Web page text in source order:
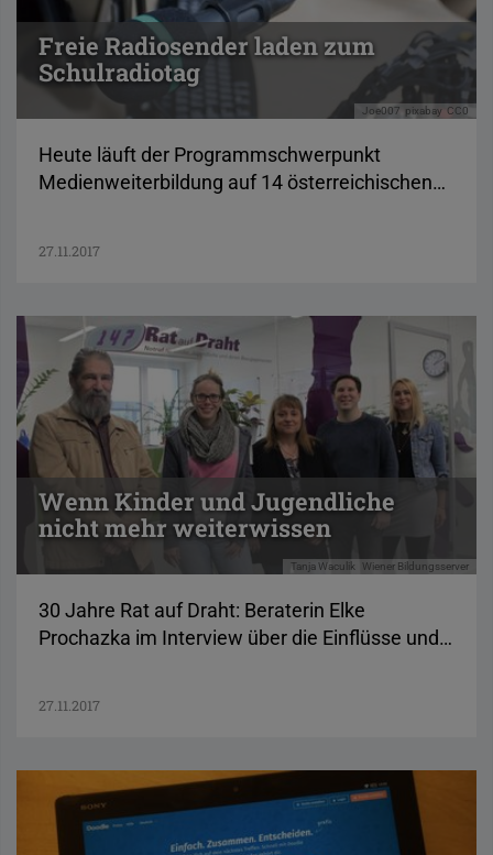
Joe007 pixabay CC0
Freie Radiosender laden zum
Schulradiotag
Heute läuft der Programmschwerpunkt
Medienweiterbildung auf 14 österreichischen…
27.11.2017
Tanja Waculik Wiener Bildungsserver
Wenn Kinder und Jugendliche
nicht mehr weiterwissen
30 Jahre Rat auf Draht: Beraterin Elke
Prochazka im Interview über die Einflüsse und…
27.11.2017